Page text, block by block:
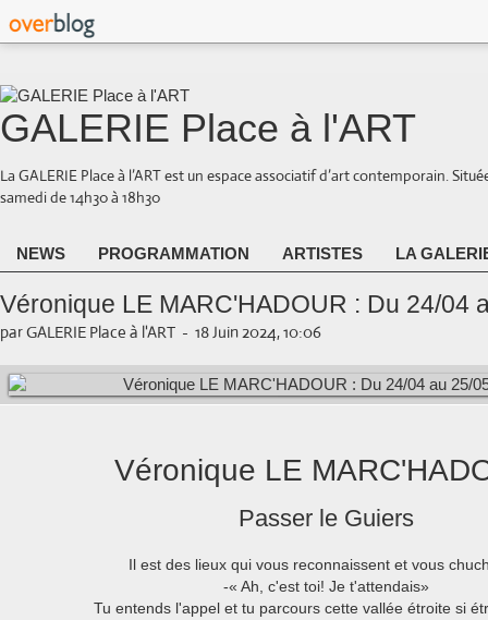
GALERIE Place à l'ART
La GALERIE Place à l’ART est un espace associatif d’art contemporain.
samedi de 14h30 à 18h30
NEWS PROGRAMMATION ARTISTES LA
Véronique LE MARC'HADOUR : Du 24/04
par GALERIE Place à l'ART - 18 Juin 2024, 10:06
Véronique LE
Passer le Guiers
Il est des lieux qui vous reconnaissent et vous
-« Ah, c'est toi! Je t'attendais»
Tu entends l'appel et tu parcours cette vallée étroite si